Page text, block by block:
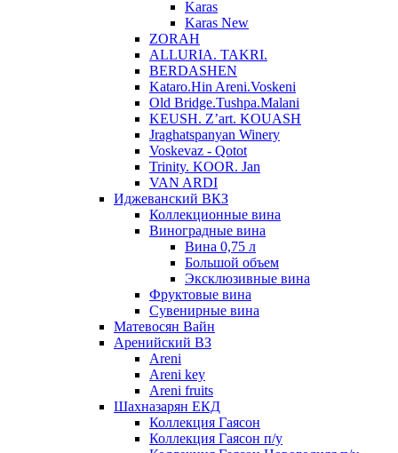
Karas
Karas New
ZORAH
ALLURIA. TAKRI.
BERDASHEN
Kataro.Hin Areni.Voskeni
Old Bridge.Tushpa.Malani
KEUSH. Z’art. KOUASH
Jraghatspanyan Winery
Voskevaz - Qotot
Trinity. KOOR. Jan
VAN ARDI
Иджеванский ВКЗ
Коллекционные вина
Виноградные вина
Вина 0,75 л
Большой объем
Эксклюзивные вина
Фруктовые вина
Cувенирные вина
Матевосян Вайн
Аренийский ВЗ
Areni
Areni key
Areni fruits
Шахназарян ЕКД
Коллекция Гаясон
Коллекция Гаясон п/у